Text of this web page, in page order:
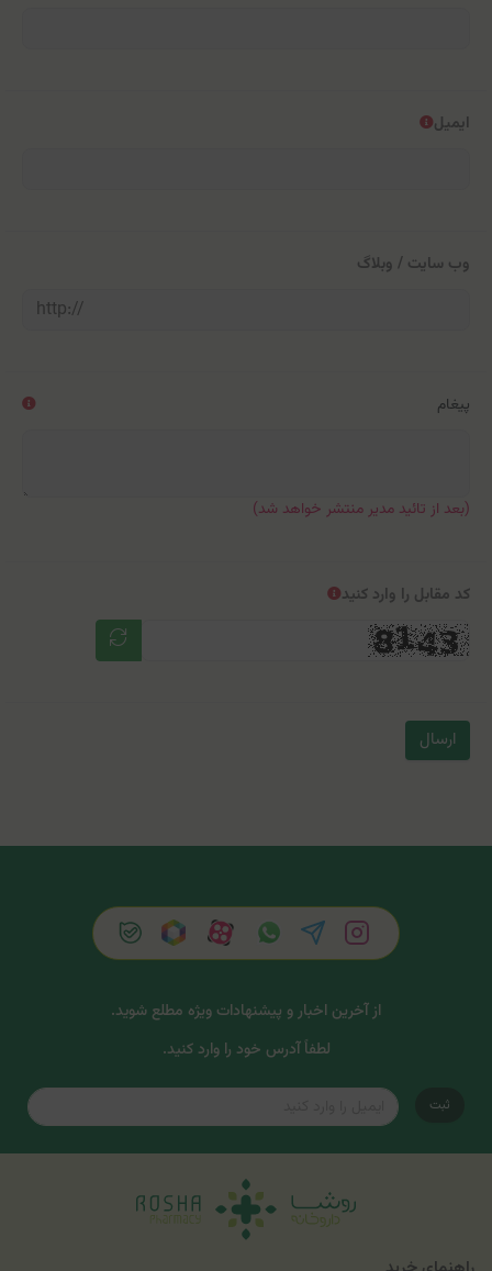
ایمیل
وب سایت / وبلاگ
پیغام
(بعد از تائید مدیر منتشر خواهد شد)
کد مقابل را وارد کنید
ارسال
از آخرین اخبار و پیشنهادات ویژه مطلع شوید.
لطفاً آدرس خود را وارد کنید.
ثبت